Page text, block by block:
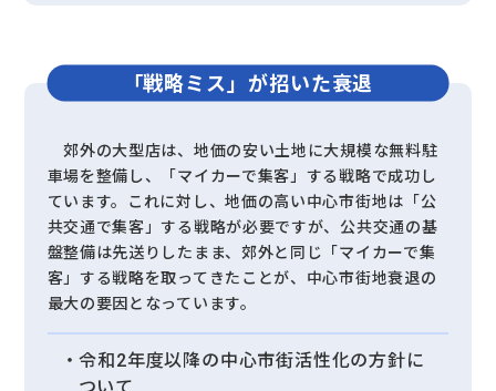
「戦略ミス」が招いた衰退
郊外の大型店は、地価の安い土地に大規模な無料駐
車場を整備し、「マイカーで集客」する戦略で成功し
ています。これに対し、地価の高い中心市街地は「公
共交通で集客」する戦略が必要ですが、公共交通の基
盤整備は先送りしたまま、郊外と同じ「マイカーで集
客」する戦略を取ってきたことが、中心市街地衰退の
最大の要因となっています。
令和2年度以降の中心市街活性化の方針に
ついて